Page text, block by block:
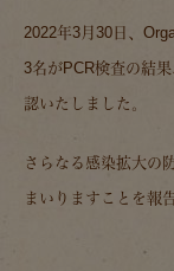
2022年3月30日、
3名がPCR検査の結
認いたしました。
さらなる感染拡大の
まいりますことを報